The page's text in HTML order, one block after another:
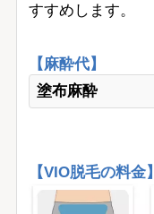
すすめします。
【麻酔代】
塗布麻酔
【VIO脱毛の料金】